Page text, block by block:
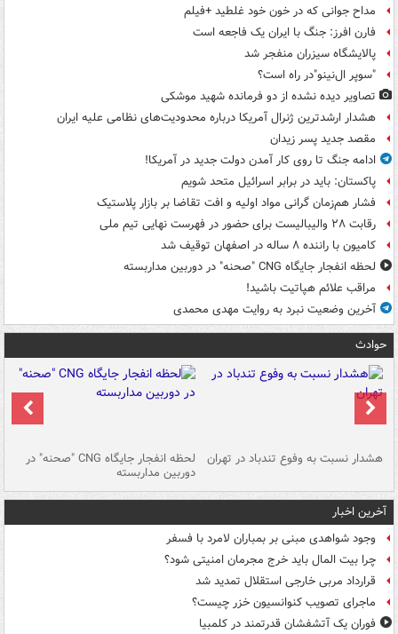
مداح جوانی که در خون خود غلطید +فیلم
فارن افرز: جنگ با ایران یک فاجعه است
پالایشگاه سیزران منفجر شد
"سوپر ال‌نینو"در راه است؟
تصاویر دیده‌ نشده از دو فرمانده شهید موشکی
هشدار ارشدترین ژنرال آمریکا درباره محدودیت‌های نظامی علیه ایران
مقصد جدید پسر زیدان
ادامه جنگ تا روی کار آمدن دولت جدید در آمریکا!
پاکستان: باید در برابر اسرائیل متحد شویم
فشار هم‌زمان گرانی مواد اولیه و افت تقاضا بر بازار پلاستیک
رقابت ۲۸ والیبالیست برای حضور در فهرست نهایی تیم ملی
کامیون با راننده ۸ ساله در اصفهان توقیف شد
لحظه انفجار جایگاه CNG "صحنه" در دوربین مداربسته
مراقب علائم هپاتیت باشید!
آخرین وضعیت نبرد به روایت مهدی محمدی
حوادث
هشدار نسبت به وفوع تندباد در تهران لحظه انفجار جایگاه CNG "صحنه" در
دوربین مداربسته
آخرین اخبار
وجود شواهدی مبنی بر بمباران لامرد با فسفر
چرا بیت المال باید خرج مجرمان امنیتی شود؟
قرارداد مربی خارجی استقلال تمدید شد
ماجرای تصویب کنوانسیون خزر چیست؟
فوران یک آتشفشان قدرتمند در کلمبیا